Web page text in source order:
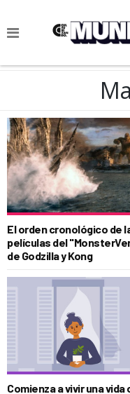
NOTICIAS
CIENCIA Y
VIDA
SOCIEDAD
CULTURIZANDO.COM
El orden cronológico de
películas del
de Godzilla y Kong
Comienza a vivir una vida